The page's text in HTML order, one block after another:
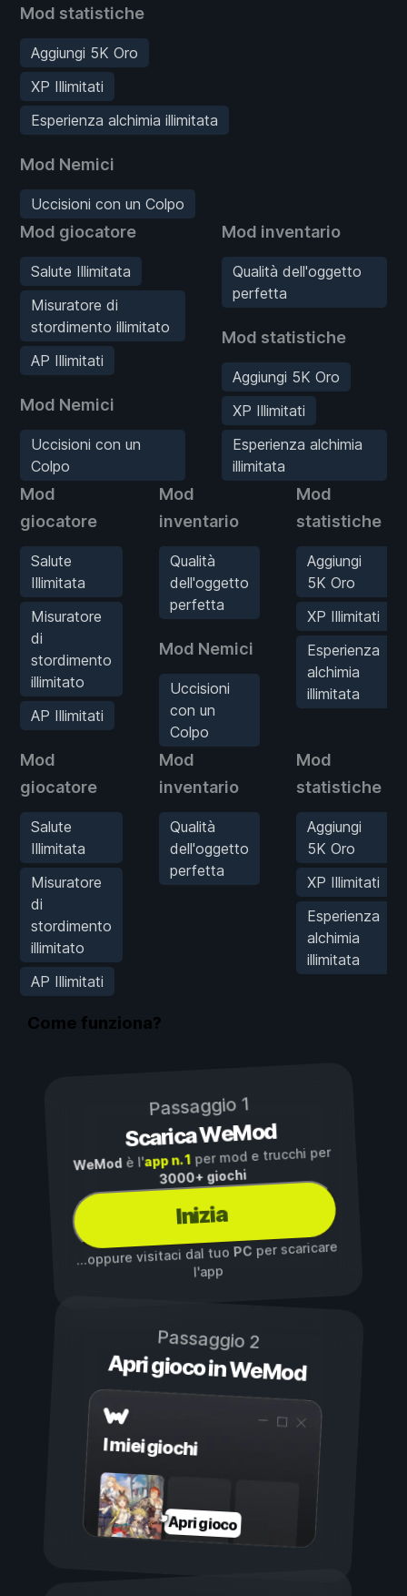
Mod statistiche
Aggiungi 5K Oro
XP Illimitati
Esperienza alchimia illimitata
Mod Nemici
Uccisioni con un Colpo
Mod giocatore
Salute Illimitata
Misuratore di
stordimento illimitato
AP Illimitati
Mod Nemici
Uccisioni con un
Colpo
Mod inventario
Qualità dell'oggetto
perfetta
Mod statistiche
Aggiungi 5K Oro
XP Illimitati
Esperienza alchimia
illimitata
Mod
giocatore
Salute
Illimitata
Misuratore
di
stordimento
illimitato
AP Illimitati
Mod
inventario
Qualità
dell'oggetto
perfetta
Mod Nemici
Uccisioni
con un
Colpo
Mod
statistiche
Aggiungi
5K Oro
XP Illimitati
Esperienza
alchimia
illimitata
Mod
giocatore
Salute
Illimitata
Misuratore
di
stordimento
illimitato
AP Illimitati
Mod
inventario
Qualità
dell'oggetto
perfetta
Mod
statistiche
Aggiungi
5K Oro
XP Illimitati
Esperienza
alchimia
illimitata
Come funziona?
Passaggio 1
Scarica WeMod
WeMod è l'app n. 1per mod e trucchi per
3000+ giochi
Inizia
...oppure visitaci dal tuoPC per scaricare
l'app
Passaggio 2
Apri gioco in WeMod
I miei giochi
Apri gioco